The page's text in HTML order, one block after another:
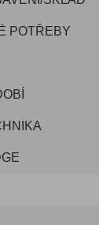
POTŘEBY